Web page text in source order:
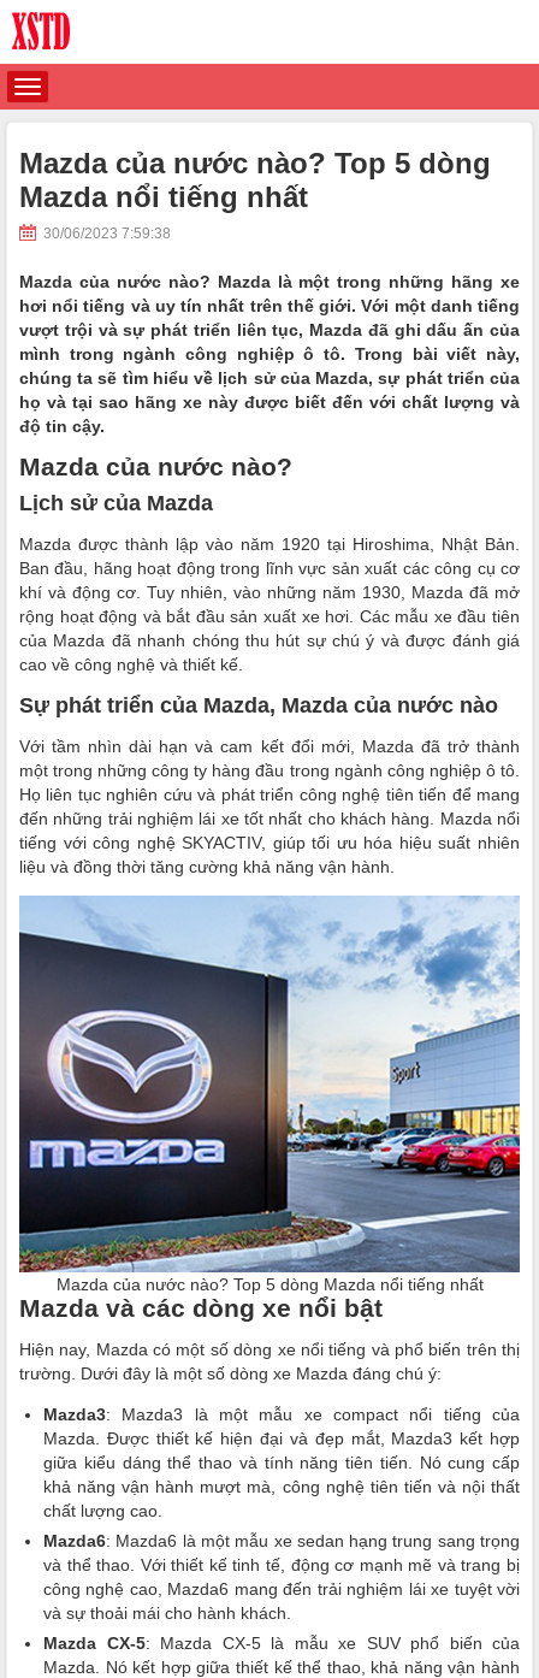
Mazda của nước nào? Top 5 dòng
Mazda nổi tiếng nhất
30/06/2023 7:59:38
Mazda của nước nào? Mazda là một trong những hãng xe
hơi nổi tiếng và uy tín nhất trên thế giới. Với một danh tiếng
vượt trội và sự phát triển liên tục, Mazda đã ghi dấu ấn của
mình trong ngành công nghiệp ô tô. Trong bài viết này,
chúng ta sẽ tìm hiểu về lịch sử của Mazda, sự phát triển của
họ và tại sao hãng xe này được biết đến với chất lượng và
độ tin cậy.
Mazda của nước nào?
Lịch sử của Mazda
Mazda được thành lập vào năm 1920 tại Hiroshima, Nhật Bản.
Ban đầu, hãng hoạt động trong lĩnh vực sản xuất các công cụ cơ
khí và động cơ. Tuy nhiên, vào những năm 1930, Mazda đã mở
rộng hoạt động và bắt đầu sản xuất xe hơi. Các mẫu xe đầu tiên
của Mazda đã nhanh chóng thu hút sự chú ý và được đánh giá
cao về công nghệ và thiết kế.
Sự phát triển của Mazda, Mazda của nước nào
Với tầm nhìn dài hạn và cam kết đổi mới, Mazda đã trở thành
một trong những công ty hàng đầu trong ngành công nghiệp ô tô.
Họ liên tục nghiên cứu và phát triển công nghệ tiên tiến để mang
đến những trải nghiệm lái xe tốt nhất cho khách hàng. Mazda nổi
tiếng với công nghệ SKYACTIV, giúp tối ưu hóa hiệu suất nhiên
liệu và đồng thời tăng cường khả năng vận hành.
Mazda của nước nào? Top 5 dòng Mazda nổi tiếng nhất
Mazda và các dòng xe nổi bật
Hiện nay, Mazda có một số dòng xe nổi tiếng và phổ biến trên thị
trường. Dưới đây là một số dòng xe Mazda đáng chú ý:
Mazda3: Mazda3 là một mẫu xe compact nổi tiếng của
Mazda. Được thiết kế hiện đại và đẹp mắt, Mazda3 kết hợp
giữa kiểu dáng thể thao và tính năng tiên tiến. Nó cung cấp
khả năng vận hành mượt mà, công nghệ tiên tiến và nội thất
chất lượng cao.
Mazda6: Mazda6 là một mẫu xe sedan hạng trung sang trọng
và thể thao. Với thiết kế tinh tế, động cơ mạnh mẽ và trang bị
công nghệ cao, Mazda6 mang đến trải nghiệm lái xe tuyệt vời
và sự thoải mái cho hành khách.
Mazda CX-5: Mazda CX-5 là mẫu xe SUV phổ biến của
Mazda. Nó kết hợp giữa thiết kế thể thao, khả năng vận hành